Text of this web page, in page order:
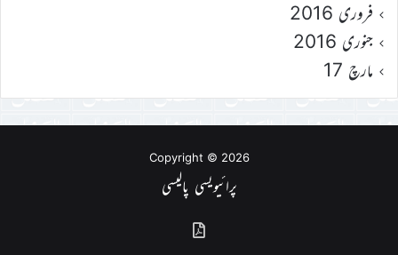
فروری 2016
جنوری 2016
مارچ 17
Copyright © 2026
پرائیویسی پالیسی
گذشتہ